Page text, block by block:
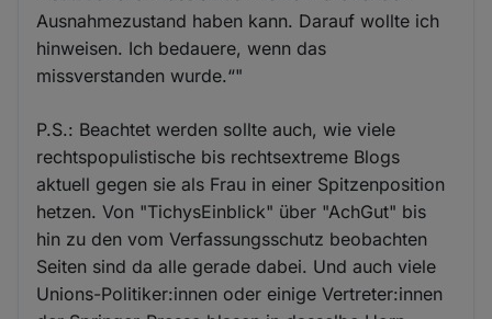
Ausnahmezustand haben kann. Darauf wollte ich
hinweisen. Ich bedauere, wenn das
missverstanden wurde.“"
P.S.: Beachtet werden sollte auch, wie viele
rechtspopulistische bis rechtsextreme Blogs
aktuell gegen sie als Frau in einer Spitzenposition
hetzen. Von "TichysEinblick" über "AchGut" bis
hin zu den vom Verfassungsschutz beobachten
Seiten sind da alle gerade dabei. Und auch viele
Unions-Politiker:innen oder einige Vertreter:innen